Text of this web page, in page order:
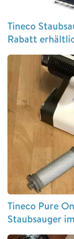
Tineco
Rabatt
Tineco Pure
Staubsauger